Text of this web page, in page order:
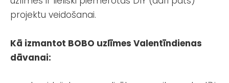
projektu veidošanai.
Kā izmantot BOBO uzlīmes Valentīndienas
dāvanai: